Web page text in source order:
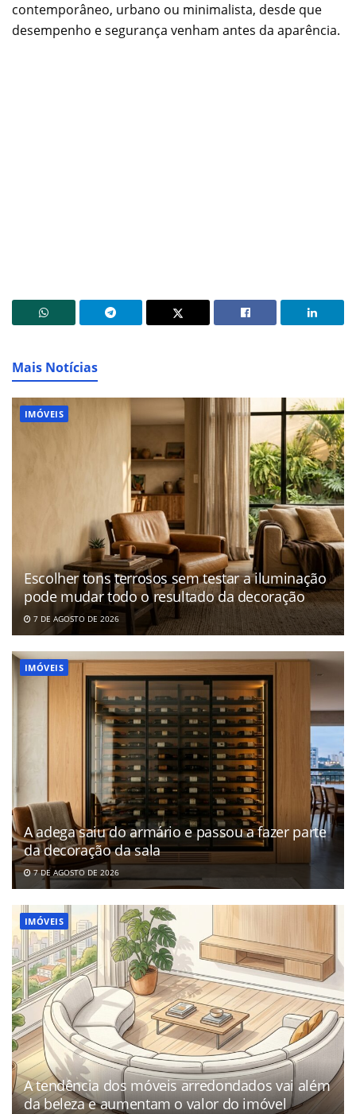
contemporâneo, urbano ou minimalista, desde que
desempenho e segurança venham antes da aparência.
Mais Notícias
IMÓVEIS
Escolher tons terrosos sem testar a iluminação
pode mudar todo o resultado da decoração
7 DE AGOSTO DE 2026
IMÓVEIS
A adega saiu do armário e passou a fazer parte
da decoração da sala
7 DE AGOSTO DE 2026
IMÓVEIS
A tendência dos móveis arredondados vai além
da beleza e aumentam o valor do imóvel